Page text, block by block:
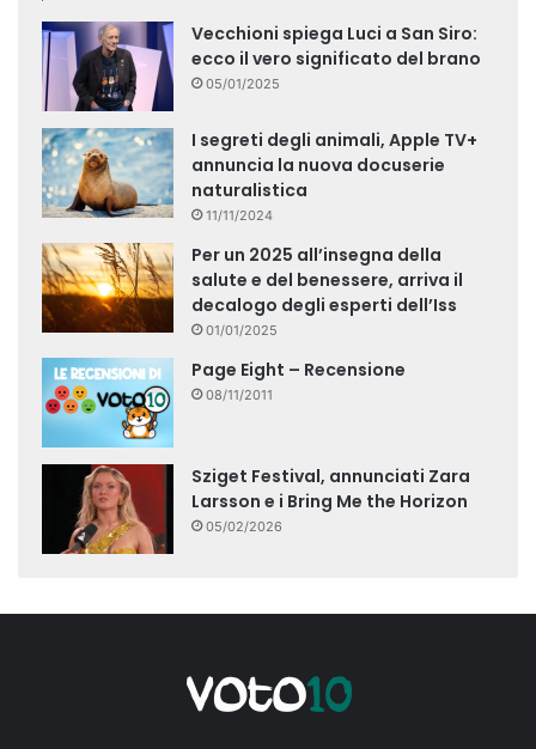
Vecchioni spiega Luci a San Siro:
ecco il vero significato del brano
05/01/2025
I segreti degli animali, Apple TV+
annuncia la nuova docuserie
naturalistica
11/11/2024
Per un 2025 all’insegna della
salute e del benessere, arriva il
decalogo degli esperti dell’Iss
01/01/2025
Page Eight – Recensione
08/11/2011
Sziget Festival, annunciati Zara
Larsson e i Bring Me the Horizon
05/02/2026